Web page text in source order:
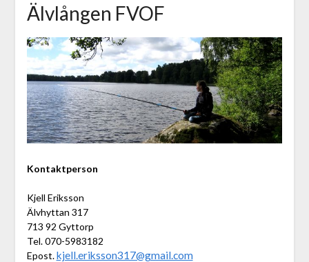
Älvlången FVOF
Kontaktperson
Kjell Eriksson
Älvhyttan 317
713 92 Gyttorp
Tel. 070-5983182
Epost.kjell.eriksson317@gmail.com